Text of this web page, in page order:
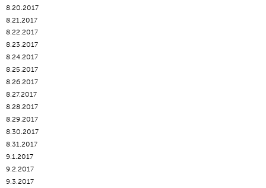
8.20.2017
8.21.2017
8.22.2017
8.23.2017
8.24.2017
8.25.2017
8.26.2017
8.27.2017
8.28.2017
8.29.2017
8.30.2017
8.31.2017
9.1.2017
9.2.2017
9.3.2017